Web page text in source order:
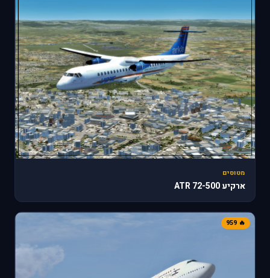
מטוסים
ארקיע ATR 72-500
🔥 959